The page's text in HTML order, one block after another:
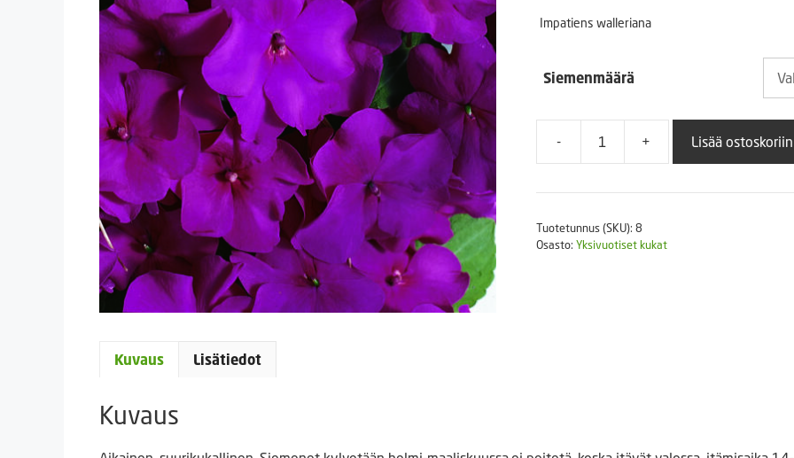
Impatiens walleriana
Siemenmäärä
-
Ahkeraliisa
F1
määrä
+ Lisää ostoskoriin
Tuotetunnus (SKU): 8
Osasto: Yksivuotiset kukat
Kuvaus Lisätiedot
Kuvaus